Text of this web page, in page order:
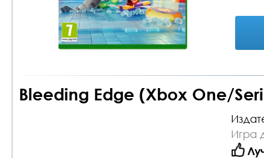
Bleeding Edge (Xbox One/
Игра